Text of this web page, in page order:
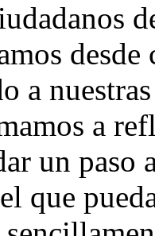
a
a
un paso
que